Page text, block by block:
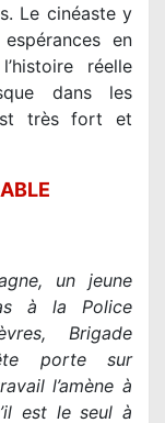
Le cinéaste y
en
réelle
dans les
très fort et
un jeune
à la Police
Brigade
porte sur
l’amène à
est le seul à